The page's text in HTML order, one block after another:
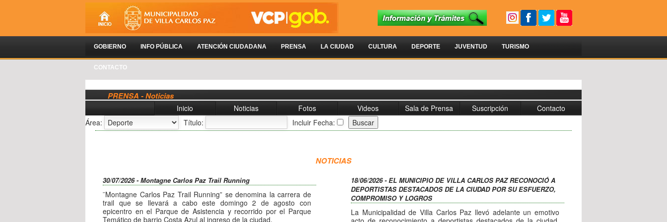
GOBIERNO INFO PÚBLICA ATENCIÓN CIUDADANA PRENSA LA CIUDAD CULTURA DEPORTE JUVENTUD TURISMO
CONTACTO
PRENSA - Noticias
Inicio Noticias Fotos Videos Sala de Prensa Suscripción
Contacto
Área:
Título: Incluir Fecha:
NOTICIAS
30/07/2026 - Montagne Carlos Paz Trail Running
¨Montagne Carlos Paz Trail Running” se denomina la carrera de
trail que se llevará a cabo este domingo 2 de agosto con
epicentro en el Parque de Asistencia y recorrido por el Parque
Temático de barrio Costa Azul al ingreso de la ciudad.
18/06/2026 - EL MUNICIPIO DE VILLA CARLOS PAZ RECONOCIÓ A
DEPORTISTAS DESTACADOS DE LA CIUDAD POR SU ESFUERZO,
COMPROMISO Y LOGROS
La Municipalidad de Villa Carlos Paz llevó adelante un emotivo